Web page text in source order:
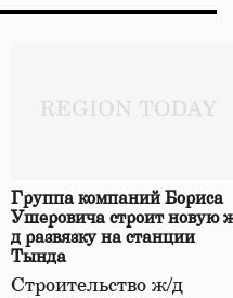
Группа компаний Бориса
Ушеровича строит новую
д развязку на станции
Тында
Строительство ж/д